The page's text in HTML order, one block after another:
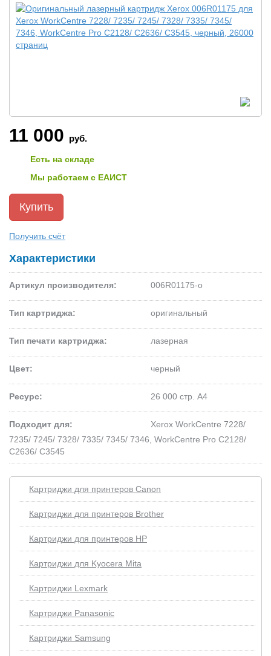
11 000 руб.
Есть на складе
Мы работаем с ЕАИСТ
Получить счёт
Характеристики
Артикул производителя: 006R01175-o
Тип картриджа: оригинальный
Тип печати картриджа: лазерная
Цвет: черный
Ресурс: 26 000 стр. А4
Подходит для:
Xerox WorkCentre 7228/
7235/ 7245/ 7328/ 7335/ 7345/ 7346, WorkCentre Pro C2128/
C2636/ C3545
Картриджи для принтеров Сanon
Картриджи для принтеров Brother
Картриджи для принтеров HP
Картриджи для Kyocera Mita
Картриджи Lexmark
Картриджи Panasonic
Картриджи Samsung